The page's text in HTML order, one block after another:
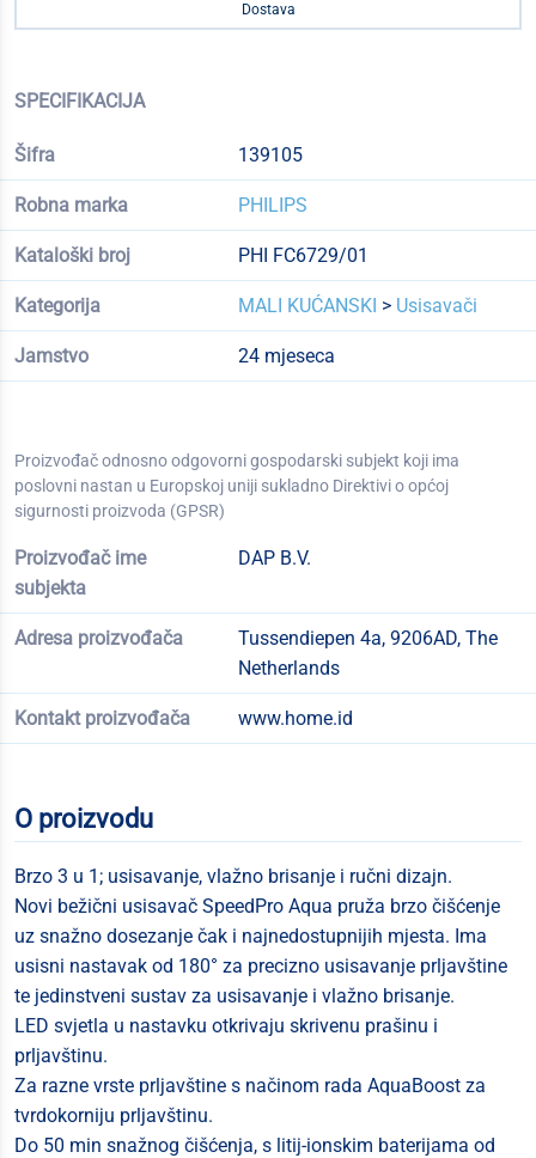
Dostava
SPECIFIKACIJA
Šifra 139105
Robna marka PHILIPS
Kataloški broj PHI FC6729/01
Kategorija MALI KUĆANSKI > Usisavači
Jamstvo 24 mjeseca
Proizvođač odnosno odgovorni gospodarski subjekt koji ima
poslovni nastan u Europskoj uniji sukladno Direktivi o općoj
sigurnosti proizvoda (GPSR)
Proizvođač ime
subjekta
DAP B.V.
Adresa proizvođača
Tussendiepen 4a, 9206AD, The
Netherlands
Kontakt proizvođača www.home.id
O proizvodu
Brzo 3 u 1; usisavanje, vlažno brisanje i ručni dizajn.
Novi bežični usisavač SpeedPro Aqua pruža brzo čišćenje
uz snažno dosezanje čak i najnedostupnijih mjesta. Ima
usisni nastavak od 180° za precizno usisavanje prljavštine
te jedinstveni sustav za usisavanje i vlažno brisanje.
LED svjetla u nastavku otkrivaju skrivenu prašinu i
prljavštinu.
Za razne vrste prljavštine s načinom rada AquaBoost za
tvrdokorniju prljavštinu.
Do 50 min snažnog čišćenja, s litij-ionskim baterijama od